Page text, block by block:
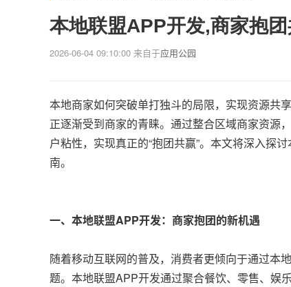
本地联盟APP开发,商家抱
2026-06-04 09:10:00 来自于应用公园
本地商家如何突破单打独斗的局限，实现资源共
正逐渐受到商家的青睐。通过整合区域商家资源
户粘性，实现真正的“抱团共赢”。本文将深入探
南。
一、本地联盟APP开发：商家抱团的新机遇
随着移动互联网的普及，消费者更倾向于通过本
题。本地联盟APP开发通过聚合餐饮、零售、娱